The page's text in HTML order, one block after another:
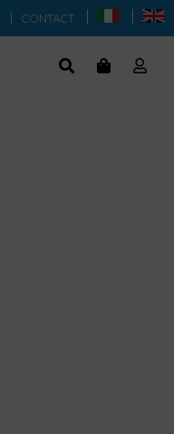
CONTACT